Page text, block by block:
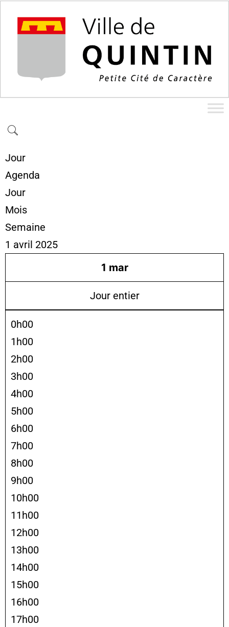
Jour
Agenda
Jour
Mois
Semaine
1 avril 2025
1 mar
Jour entier
0h00
1h00
2h00
3h00
4h00
5h00
6h00
7h00
8h00
9h00
10h00
11h00
12h00
13h00
14h00
15h00
16h00
17h00